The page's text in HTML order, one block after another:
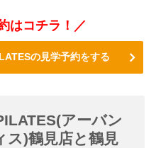
はコチラ！／
の見学予約をする
アーバン
ス)鶴見店と鶴見